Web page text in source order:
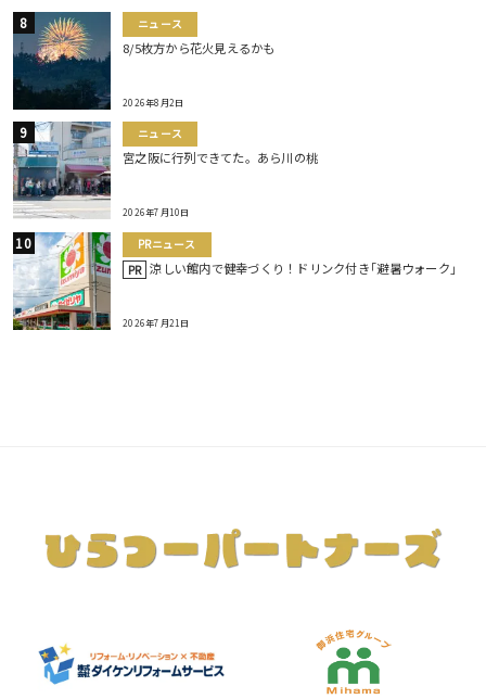
ニュース
8/5枚方から花火見えるかも
2026年8月2日
ニュース
宮之阪に行列できてた。あら川の桃
2026年7月10日
PRニュース
PR 涼しい館内で健幸づくり！ドリンク付き｢避暑ウォーク｣
2026年7月21日